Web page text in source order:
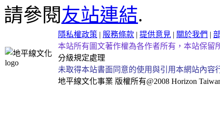
請參閱友站連結.
隱私權政策 | 服務條款 | 提供意見 | 關於我們 |
本站所有圖文著作權為各作者所有，本站保留
分級規定處理
未取得本站書面同意的使用與引用本網站內
地平線文化事業 版權所有@2008 Horizon